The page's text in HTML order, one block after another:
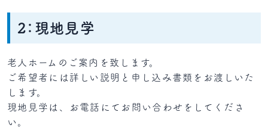
2：現地見学
老人ホームのご案内を致します。
ご希望者には詳しい説明と申し込み書類をお渡しいた
します。
現地見学は、お電話にてお問い合わせをしてくださ
い。